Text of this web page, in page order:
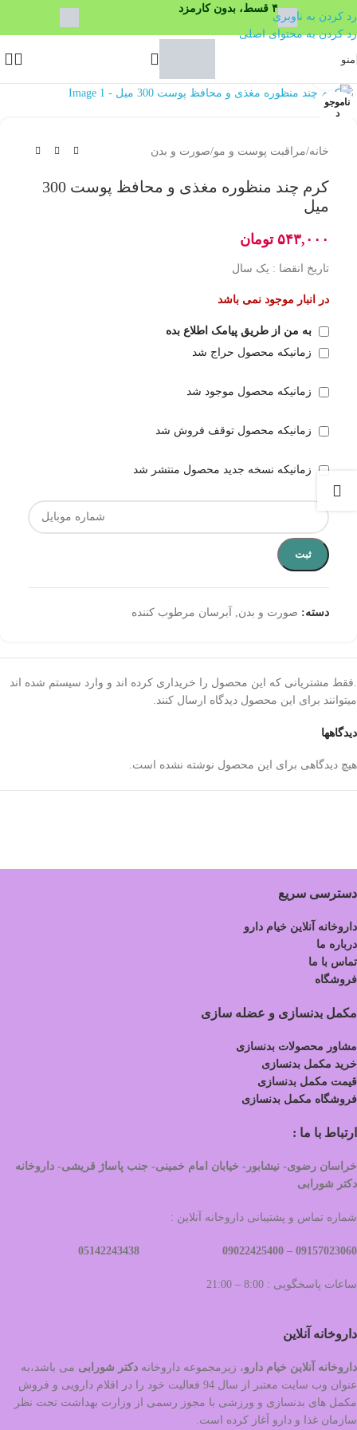
۴ قسط، بدون کارمزد
رد کردن به ناوبری
رد کردن به محتوای اصلی
منو
ناموجو
د
خانه/مراقبت پوست و مو/صورت و بدن
کرم چند منظوره مغذی و محافظ پوست 300
میل
۵۴۳,۰۰۰ تومان
تاریخ انقضا : یک سال
در انبار موجود نمی باشد
به من از طریق پیامک اطلاع بده
زمانیکه محصول حراج شد
زمانیکه محصول موجود شد
زمانیکه محصول توقف فروش شد
زمانیکه نسخه جدید محصول منتشر شد
ثبت
دسته: صورت و بدن آبرسان مرطوب کننده
دیدگاهها
هیچ دیدگاهی برای این محصول نوشته نشده است.
.فقط مشتریانی که این محصول را خریداری کرده اند و وارد سیستم شده اند
میتوانند برای این محصول دیدگاه ارسال کنند.
دسترسی سریع
داروخانه آنلاین خیام دارو
درباره ما
تماس با ما
فروشگاه
مکمل بدنسازی و عضله سازی
مشاور محصولات بدنسازی
خرید مکمل بدنسازی
قیمت مکمل بدنسازی
فروشگاه مکمل بدنسازی
ارتباط با ما :
خراسان رضوی- نیشابور- خیابان امام خمینی- جنب پاساژ قریشی- داروخانه
دکتر شورابی
شماره تماس و پشتیبانی داروخانه آنلاین :
09157023060 –
ساعات پاسخگویی : 8:00 – 21:00
داروخانه آنلاین
داروخانه آنلاین خیام دارو، زیرمجموعه داروخانه دکتر شورابی می باشد،به
عنوان وب سایت معتبر از سال 94 فعالیت خود را در اقلام دارویی و فروش
مکمل های بدنسازی و ورزشی با مجوز رسمی از وزارت بهداشت تحت نظر
سازمان غذا و دارو آغاز کرده است.